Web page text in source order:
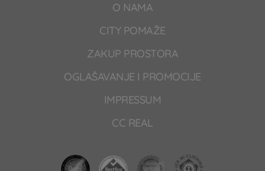
O NAMA
CITY POMAŽE
ZAKUP PROSTORA
OGLAŠAVANJE I PROMOCIJE
IMPRESSUM
CC REAL